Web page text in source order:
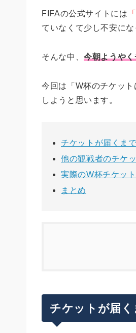
FIFAの公式サイトには
ていなくて少し不安に
そんな中、今朝ようや
今回は「W杯のチケッ
しようと思います。
チケットが届くま
他の観戦者のチケ
実際のW杯チケッ
まとめ
実際のW杯チケ
まとめ
チケットが届